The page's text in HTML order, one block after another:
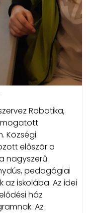
Robotika,
Községi
először a
nagyszerű
pedagógiai
iskolába. Az idei
ház
Az